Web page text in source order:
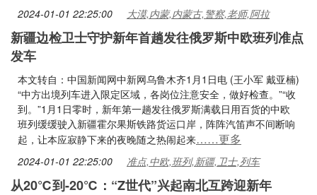
2024-01-01 22:25:00 大漠,内蒙,内蒙古,警察,老师,阿拉
新疆边检卫士守护新年首趟发往俄罗斯中欧班列准点
发车
本文转自：中国新闻网中新网乌鲁木齐1月1日电 (王小军 戴亚楠)
“中方出境列车进入限定区域，各岗位注意安全，做好检查。”“收
到。”1月1日零时，新年第一趟发往俄罗斯满载日用百货的中欧
班列缓缓驶入新疆霍尔果斯铁路货运口岸，阵阵汽笛声不间断响
起，让本应寂静下来的夜晚随之热闹起来……更多
2024-01-01 22:25:00 准点,中欧,班列,新疆,卫士,列车
从20℃到-20℃：“Z世代”兴起南北互跨迎新年